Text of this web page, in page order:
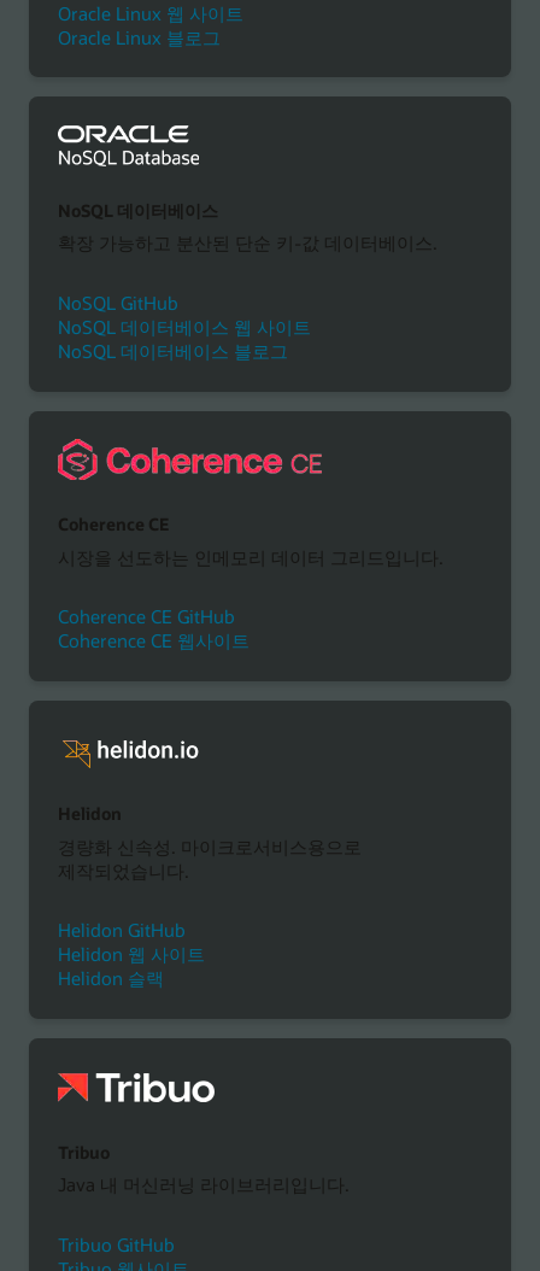
Oracle Linux 웹 사이트
Oracle Linux 블로그
NoSQL 데이터베이스
확장 가능하고 분산된 단순 키-값 데이터베이스.
NoSQL GitHub
NoSQL 데이터베이스 웹 사이트
NoSQL 데이터베이스 블로그
Coherence CE
시장을 선도하는 인메모리 데이터 그리드입니다.
Coherence CE GitHub
Coherence CE 웹사이트
Helidon
경량화 신속성. 마이크로서비스용으로
제작되었습니다.
Helidon GitHub
Helidon 웹 사이트
Helidon 슬랙
Tribuo
Java 내 머신러닝 라이브러리입니다.
Tribuo GitHub